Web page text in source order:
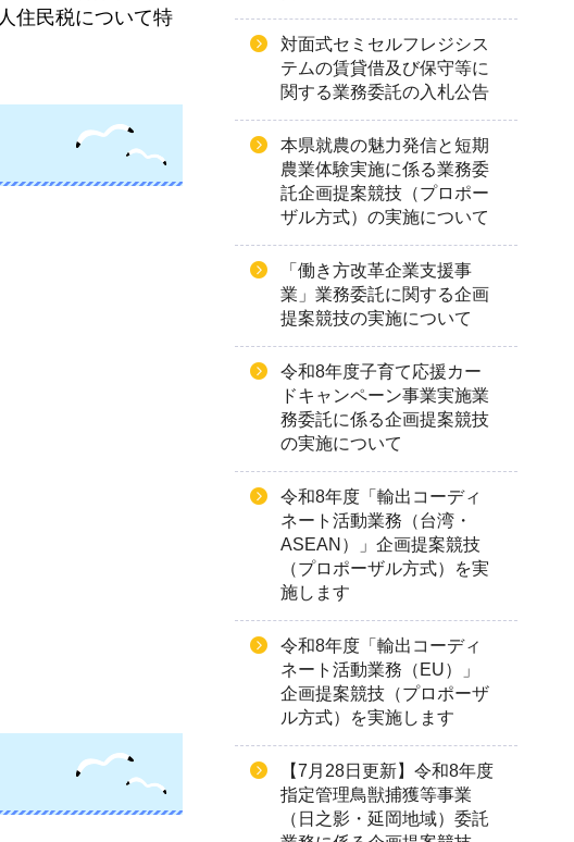
住民税について特
対面式セミセルフレジシス
テムの賃貸借及び保守等に
関する業務委託の入札公告
本県就農の魅力発信と短期
農業体験実施に係る業務委
託企画提案競技（プロポー
ザル方式）の実施について
「働き方改革企業支援事
業」業務委託に関する企画
提案競技の実施について
令和8年度子育て応援カー
ドキャンペーン事業実施業
務委託に係る企画提案競技
の実施について
令和8年度「輸出コーディ
ネート活動業務（台湾・
ASEAN）」企画提案競技
（プロポーザル方式）を実
施します
令和8年度「輸出コーディ
ネート活動業務（EU）」
企画提案競技（プロポーザ
ル方式）を実施します
【7月28日更新】令和8年度
指定管理鳥獣捕獲等事業
（日之影・延岡地域）委託